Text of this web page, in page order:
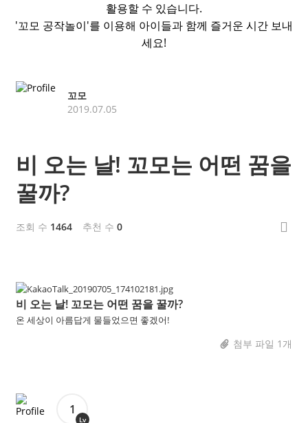
활용할 수 있습니다.
'꼬모 공작놀이'를 이용해 아이들과 함께 즐거운 시간 보내
세요!
꼬모
2019.07.05
비 오는 날! 꼬모는 어떤 꿈을
꿀까?
조회 수 1464 추천 수 0
비 오는 날! 꼬모는 어떤 꿈을 꿀까?
온 세상이 아름답게 물들었으면 좋겠어!
첨부 파일 1개
1
Lv